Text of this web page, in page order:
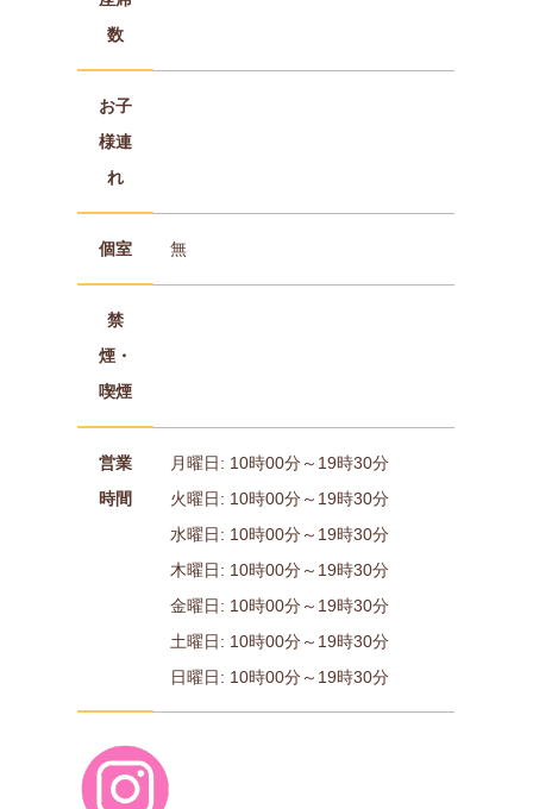
数
お子
様連
れ
個室 無
禁
煙・
喫煙
営業
時間
月曜日: 10時00分～19時30分
火曜日: 10時00分～19時30分
水曜日: 10時00分～19時30分
木曜日: 10時00分～19時30分
金曜日: 10時00分～19時30分
土曜日: 10時00分～19時30分
日曜日: 10時00分～19時30分